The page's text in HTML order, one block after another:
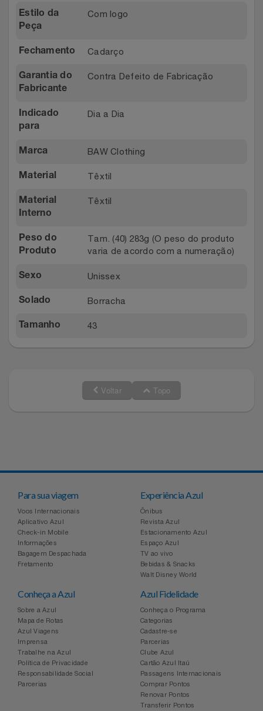
Relógios
Stanley Pmi
The Bar
Top Store
Estilo da
Peça
Com logo
Fechamento Cadarço
Garantia do
Fabricante
Contra Defeito de Fabricação
Indicado
para
Dia a Dia
Marca BAW Clothing
Material Têxtil
Material
Interno
Têxtil
Peso do
Produto
Tam. (40) 283g (O peso do produto
varia de acordo com a numeração)
Sexo Unissex
Solado Borracha
Tamanho 43
Voltar Topo
Para sua viagem
Voos Internacionais
Aplicativo Azul
Check-in Mobile
Informações
Bagagem Despachada
Fretamento
Experiência Azul
Ônibus
Revista Azul
Estacionamento Azul
Espaço Azul
TV ao vivo
Bebidas & Snacks
Walt Disney World
Conheça a Azul
Sobre a Azul
Mapa de Rotas
Azul Viagens
Imprensa
Trabalhe na Azul
Política de Privacidade
Responsabilidade Social
Parcerias
Azul Fidelidade
Conheça o Programa
Categorias
Cadastre-se
Parcerias
Clube Azul
Cartão Azul Itaú
Passagens Internacionais
Comprar Pontos
Renovar Pontos
Transferir Pontos